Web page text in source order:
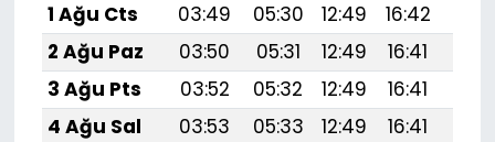
1 Ağu Cts
03:49 05:30 12:49 16:42
2 Ağu Paz
03:50 05:31 12:49 16:41
3 Ağu Pts
03:52 05:32 12:49 16:41
4 Ağu Sal
03:53 05:33 12:49 16:41